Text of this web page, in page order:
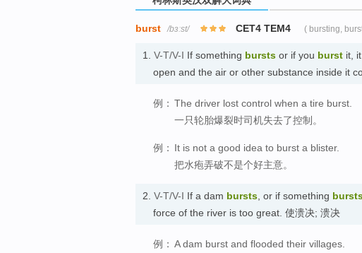
burst /bɜːst/ CET4 TEM4 ( bursting,
1. V-T/V-I If something bursts or if you burst it,
open and the air or other substance inside it
例： The driver lost control when a tire burst.
一只轮胎爆裂时司机失去了控制。
例： It is not a good idea to burst a blister.
把水疱弄破不是个好主意。
2. V-T/V-I If a dam bursts , or if something
force of the river is too great. 使溃决; 溃决
例： A dam burst and flooded their villages.